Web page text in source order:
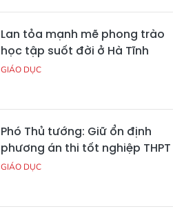
Lan tỏa mạnh mẽ phong trào
học tập suốt đời ở Hà Tĩnh
GIÁO DỤC
Phó Thủ tướng: Giữ ổn định
phương án thi tốt nghiệp THPT
GIÁO DỤC